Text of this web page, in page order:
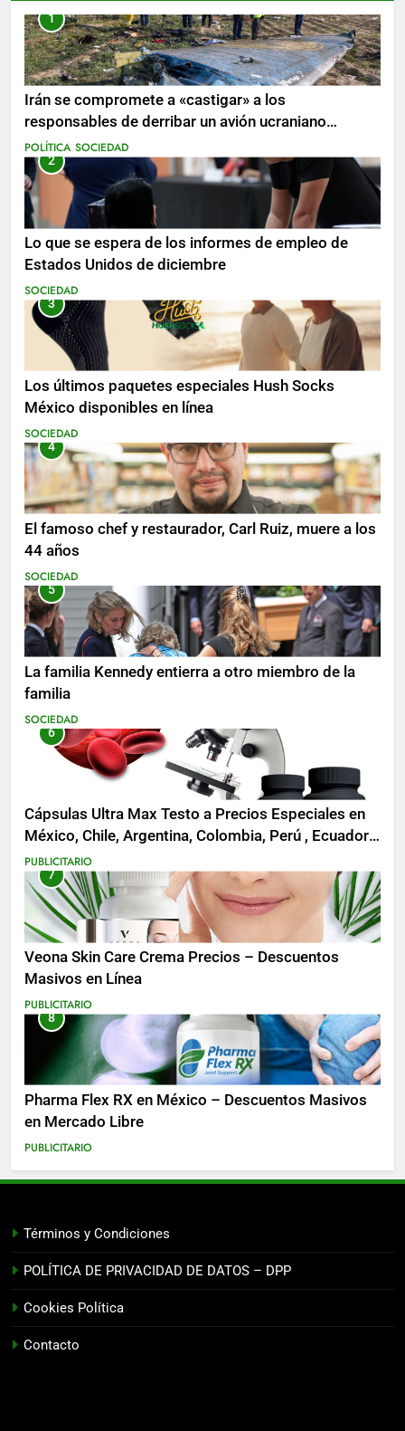
1
Irán se compromete a «castigar» a los
responsables de derribar un avión ucraniano
mientras se realizan arrestos
POLÍTICA SOCIEDAD
2
Lo que se espera de los informes de empleo de
Estados Unidos de diciembre
SOCIEDAD
3
Los últimos paquetes especiales Hush Socks
México disponibles en línea
SOCIEDAD
4
El famoso chef y restaurador, Carl Ruiz, muere a los
44 años
SOCIEDAD
5
La familia Kennedy entierra a otro miembro de la
familia
SOCIEDAD
6
Cápsulas Ultra Max Testo a Precios Especiales en
México, Chile, Argentina, Colombia, Perú , Ecuador,
Costa Rica y Más
PUBLICITARIO
7
Veona Skin Care Crema Precios – Descuentos
Masivos en Línea
PUBLICITARIO
8
Pharma Flex RX en México – Descuentos Masivos
en Mercado Libre
PUBLICITARIO
Términos y Condiciones
POLÍTICA DE PRIVACIDAD DE DATOS – DPP
Cookies Política
Contacto